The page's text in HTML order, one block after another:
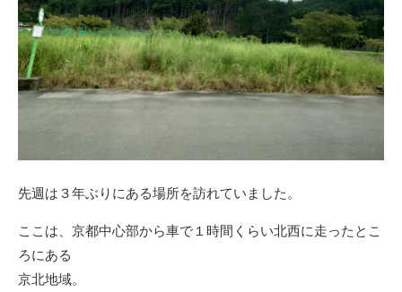
先週は３年ぶりにある場所を訪れていました。
ここは、京都中心部から車で１時間くらい北西に走ったとこ
ろにある
京北地域。